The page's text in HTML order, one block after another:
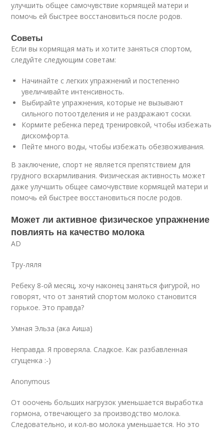
улучшить общее самочувствие кормящей матери и
помочь ей быстрее восстановиться после родов.
Советы
Если вы кормящая мать и хотите заняться спортом,
следуйте следующим советам:
Начинайте с легких упражнений и постепенно
увеличивайте интенсивность.
Выбирайте упражнения, которые не вызывают
сильного потоотделения и не раздражают соски.
Кормите ребенка перед тренировкой, чтобы избежать
дискомфорта.
Пейте много воды, чтобы избежать обезвоживания.
В заключение, спорт не является препятствием для
грудного вскармливания. Физическая активность может
даже улучшить общее самочувствие кормящей матери и
помочь ей быстрее восстановиться после родов.
Может ли активное физическое упражнение
повлиять на качество молока
AD
Тру-ляля
Ребеку 8-ой месяц, хочу наконец заняться фигурой, но
говорят, что от занятий спортом молоко становится
горькое. Это правда?
Умная Эльза (ака Аиша)
Неправда. Я проверяла. Сладкое. Как разбавленная
сгущенка :-)
Anonymous
От ооочень больших нагрузок уменьшается выработка
гормона, отвечающего за производство молока.
Следовательно, и кол-во молока уменьшается. Но это